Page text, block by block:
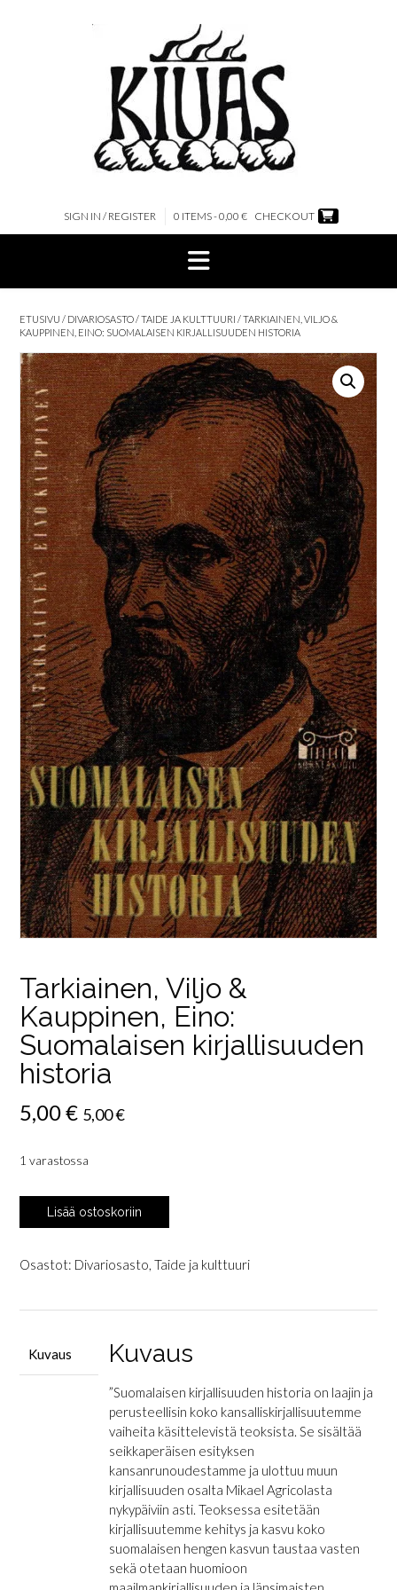
SIGN IN / REGISTER 0 ITEMS - 0,00 € CHECKOUT
ETUSIVU / DIVARIOSASTO/TAIDE JA KULTTUURI / TARKIAINEN, VILJO &
KAUPPINEN, EINO: SUOMALAISEN KIRJALLISUUDEN HISTORIA
Tarkiainen, Viljo &
Kauppinen, Eino:
Suomalaisen kirjallisuuden
historia
5,00€ 5,00€
1 varastossa
Tarkiainen,
Viljo
Kauppinen,
määrä
Lisää ostoskoriin
Osastot: Divariosasto, Taide ja kulttuuri
Kuvaus Kuvaus
”Suomalaisen kirjallisuuden historia on laajin ja
perusteellisin koko kansalliskirjallisuutemme
vaiheita käsittelevistä teoksista. Se sisältää
seikkaperäisen esityksen
kansanrunoudestamme ja ulottuu muun
kirjallisuuden osalta Mikael Agricolasta
nykypäiviin asti. Teoksessa esitetään
kirjallisuutemme kehitys ja kasvu koko
suomalaisen hengen kasvun taustaa vasten
sekä otetaan huomioon